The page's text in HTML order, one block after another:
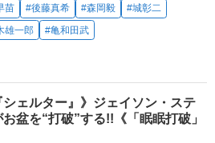
苗 #後藤真希 #森岡毅
#城彰二
雄一郎 #亀和田武
シェルター』》ジェイソン・ステ
盆を“打破”する!!《「眠眠打破」